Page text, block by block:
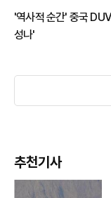
'역사적 순간' 중국
성나'
추천기사